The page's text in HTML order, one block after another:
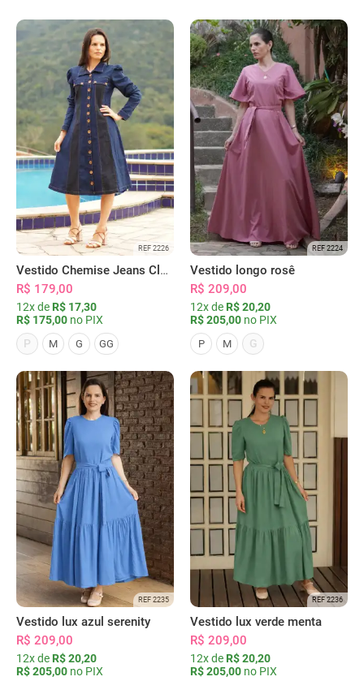
REF 2226
Vestido Chemise Jeans Clássica Serena
R$ 179,00
12x de R$ 17,30
R$ 175,00 no PIX
P
M G GG
REF 2224
Vestido longo rosê
R$ 209,00
12x de R$ 20,20
R$ 205,00 no PIX
P M G
REF 2235
Vestido lux azul serenity
R$ 209,00
12x de R$ 20,20
R$ 205,00 no PIX
REF 2236
Vestido lux verde menta
R$ 209,00
12x de R$ 20,20
R$ 205,00 no PIX